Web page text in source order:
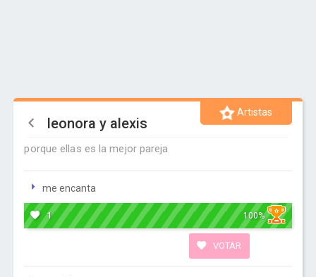
Artistas
leonora y alexis
porque ellas es la mejor pareja
me encanta
1 100%
VOTAR